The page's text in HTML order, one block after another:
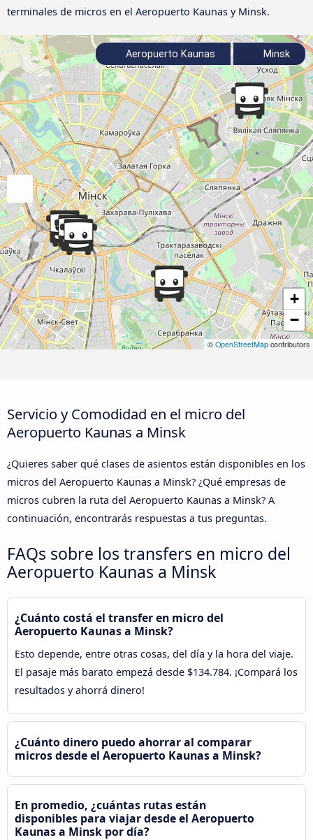
terminales de micros en el Aeropuerto Kaunas y Minsk.
+
−
© OpenStreetMapcontributors
Aeropuerto Kaunas Minsk
Servicio y Comodidad en el micro del
Aeropuerto Kaunas a Minsk
¿Quieres saber qué clases de asientos están disponibles en los
micros del Aeropuerto Kaunas a Minsk? ¿Qué empresas de
micros cubren la ruta del Aeropuerto Kaunas a Minsk? A
continuación, encontrarás respuestas a tus preguntas.
FAQs sobre los transfers en micro del
Aeropuerto Kaunas a Minsk
¿Cuánto costá el transfer en micro del
Aeropuerto Kaunas a Minsk?
Esto depende, entre otras cosas, del día y la hora del viaje.
El pasaje más barato empezá desde $134.784. ¡Compará los
resultados y ahorrá dinero!
¿Cuánto dinero puedo ahorrar al comparar
micros desde el Aeropuerto Kaunas a Minsk?
En promedio, ¿cuántas rutas están
disponibles para viajar desde el Aeropuerto
Kaunas a Minsk por día?